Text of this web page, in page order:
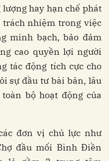
hay hạn chế phát
nhiệm trong việc
minh bạch, bảo đảm
cao quyền lợi người
tác động tích cực cho
sự đầu tư bài bản, lâu
bộ hoạt động của
đơn vị chủ lực như
đầu mối Bình Điền